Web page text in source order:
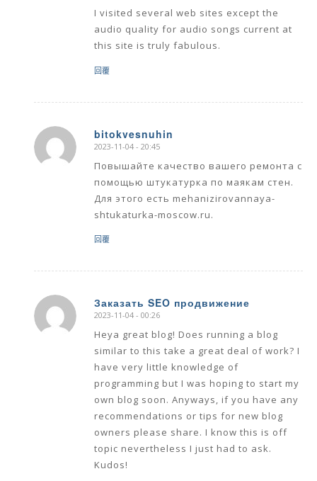
I visited several web sites except the
audio quality for audio songs current at
this site is truly fabulous.
回覆
bitokvesnuhin
says:
2023-11-04 - 20:45
Повышайте качество вашего ремонта с
помощью штукатурка по маякам стен.
Для этого есть mehanizirovannaya-
shtukaturka-moscow.ru.
回覆
Заказать SEO продвижение
says:
2023-11-04 - 00:26
Heya great blog! Does running a blog
similar to this take a great deal of work? I
have very little knowledge of
programming but I was hoping to start my
own blog soon. Anyways, if you have any
recommendations or tips for new blog
owners please share. I know this is off
topic nevertheless I just had to ask.
Kudos!